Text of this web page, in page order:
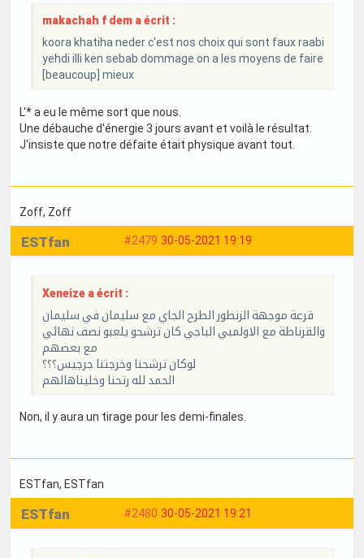
makachah f dem a écrit :
koora khatiha neder c'est nos choix qui sont faux raabi
yehdi illi ken sebab dommage on a les moyens de faire
[beaucoup] mieux
L'* a eu le même sort que nous.
Une débauche d'énergie 3 jours avant et voilà le résultat.
J'insiste que notre défaite était physique avant tout.
Zoff, Zoff
#2479 30-05-2021 19:19
ESTfan
Xeneize a écrit :
قرعة موجهة الزنطور الطرح الجاي مع سليمان في سليمان
والقرناطة مع الاولمبي الباجي كان ترشحو يلعبو نصف نهائي
مع بعضهم
لوكان ترشحنا وخرجتنا جرجيس؟؟؟
الحمد لله رتحنا وخليناهالهم
Non, il y aura un tirage pour les demi-finales.
ESTfan, ESTfan
#2480 30-05-2021 19:21
ESTfan